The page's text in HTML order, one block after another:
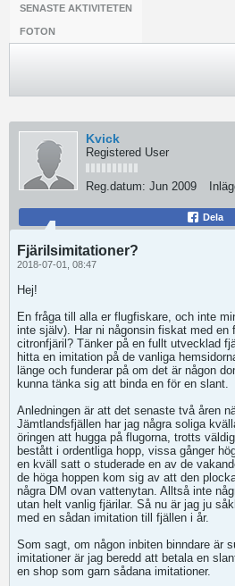
SENASTE AKTIVITETEN
FOTON
Kvick
Registered User
Reg.datum: Jun 2009
Dela
Fjärilsimitationer?
2018-07-01, 08:47
Hej!
En fråga till alla er flugfiskare, och inte
inte själv). Har ni någonsin fiskat med en
citronfjäril? Tänker på en fullt utvecklad
hitta en imitation på de vanliga
länge och funderar på om det är någon
kunna tänka sig att binda en för en slant.
Anledningen är att det senaste två åren
Jämtlandsfjällen har jag några soliga
öringen att hugga på flugorna, trotts
bestått i ordentliga hopp, vissa gånger
en kväll satt o studerade en av de
de höga hoppen kom sig av att den
några DM ovan vattenytan. Alltså inte
utan helt vanlig fjärilar. Så nu är jag ju
med en sådan imitation till fjällen i år.
Som sagt, om någon inbiten binndare är
imitationer är jag beredd att betala en
en shop som garn sådana imitationer.